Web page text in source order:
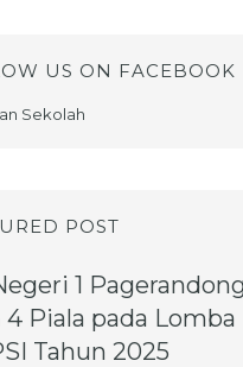
US ON FACEBOOK
Sekolah
POST
1
4 Piala pada Lomba
Tahun 2025